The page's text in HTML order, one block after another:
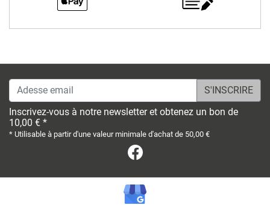
Adesse email
Inscrivez-vous à notre newsletter et obtenez un bon de
10,00 € *
* Utilisable à partir d'une valeur minimale d'achat de 50,00 €